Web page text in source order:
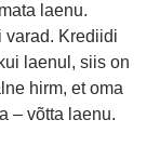
laenu.
varad. Krediidi
laenul, siis on
hirm, et oma
– võtta laenu.